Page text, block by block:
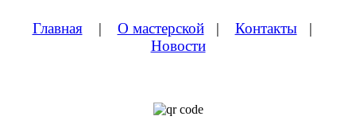
Главная| О мастерской| Контакты|
Новости